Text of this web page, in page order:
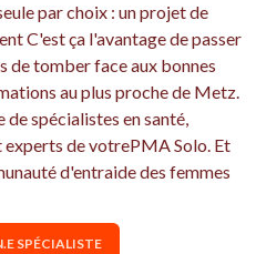
par choix : un projet de
C'est ça l'avantage de passer
de tomber face aux bonnes
au plus proche de Metz.
de spécialistes en santé,
de votrePMA Solo. Et
d'entraide des femmes
SPÉCIALISTE